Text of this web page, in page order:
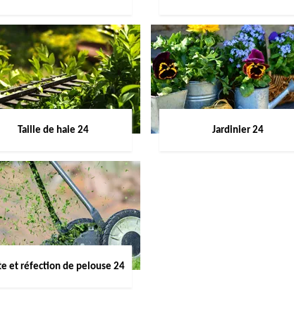
Taille de haie 24 Jardinier 24
et réfection de pelouse 24